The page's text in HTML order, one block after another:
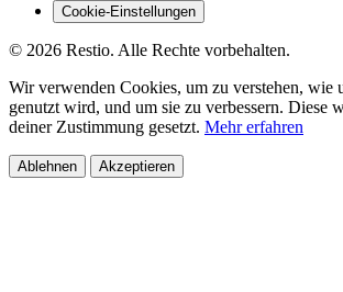
Cookie-Einstellungen
© 2026 Restio. Alle Rechte vorbehalten.
Wir verwenden Cookies, um zu verstehen, wie
genutzt wird, und um sie zu verbessern. Diese
deiner Zustimmung gesetzt. Mehr erfahren
Ablehnen Akzeptieren